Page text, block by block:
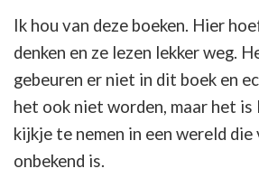
Ik hou van deze boeken. Hier
denken en ze lezen lekker weg.
gebeuren er niet in dit boek en
het ook niet worden, maar het is
kijkje te nemen in een wereld
onbekend is.